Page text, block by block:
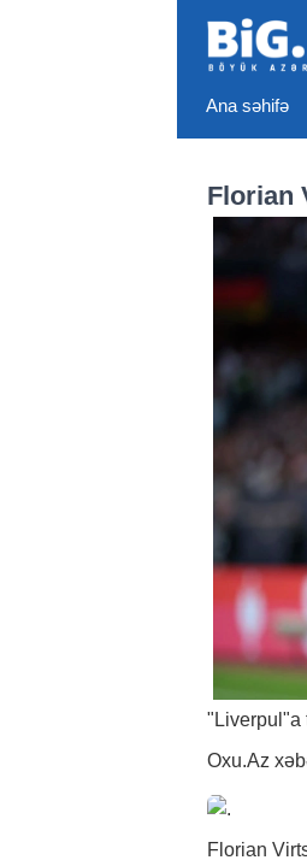
Ana səhifə
Florian
"Liverpul"a
Oxu.Az
Florian